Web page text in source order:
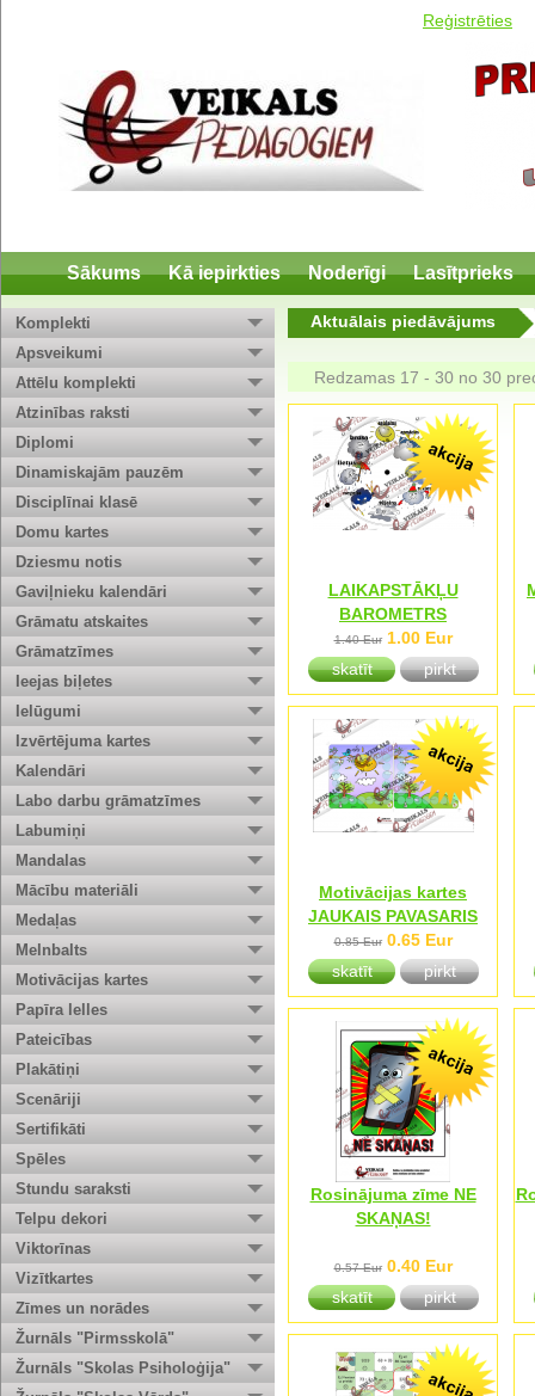
Reģistrēties
Sākums Kā iepirkties Noderīgi Lasītprieks
Komplekti
Apsveikumi
Attēlu komplekti
Atzinības raksti
Diplomi
Dinamiskajām pauzēm
Disciplīnai klasē
Domu kartes
Dziesmu notis
Gaviļnieku kalendāri
Grāmatu atskaites
Grāmatzīmes
Ieejas biļetes
Ielūgumi
Izvērtējuma kartes
Kalendāri
Labo darbu grāmatzīmes
Labumiņi
Mandalas
Mācību materiāli
Medaļas
Melnbalts
Motivācijas kartes
Papīra lelles
Pateicības
Plakātiņi
Scenāriji
Sertifikāti
Spēles
Stundu saraksti
Telpu dekori
Viktorīnas
Vizītkartes
Zīmes un norādes
Žurnāls "Pirmsskolā"
Žurnāls "Skolas Psiholoģija"
Aktuālais piedāvājums
Redzamas 17 - 30 no 30
LAIKAPSTĀKĻU
BAROMETRS
1.40 Eur 1.00 Eur
skatīt
pirkt
Motivācijas kartes
JAUKAIS PAVASARIS
0.85 Eur 0.65 Eur
skatīt
pirkt
Rosinājuma zīme NE
SKAŅAS!
0.57 Eur 0.40 Eur
skatīt
pirkt